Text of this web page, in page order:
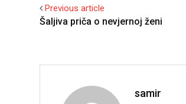
Previous article
Šaljiva priča o nevjernoj ženi
samir